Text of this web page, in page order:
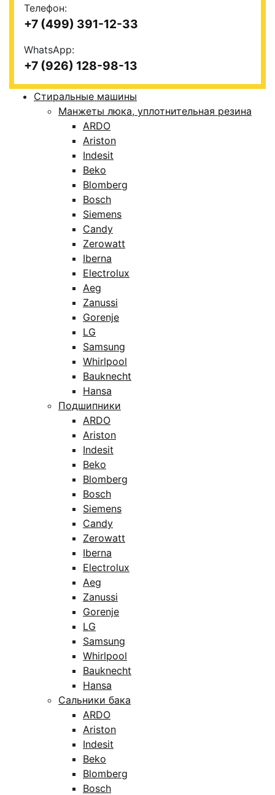
Телефон:
+7 (499) 391-12-33
WhatsApp:
+7 (926) 128-98-13
Стиральные машины
Манжеты люка, уплотнительная резина
ARDO
Ariston
Indesit
Beko
Blomberg
Bosch
Siemens
Candy
Zerowatt
Iberna
Electrolux
Aeg
Zanussi
Gorenje
LG
Samsung
Whirlpool
Bauknecht
Hansa
Подшипники
ARDO
Ariston
Indesit
Beko
Blomberg
Bosch
Siemens
Candy
Zerowatt
Iberna
Electrolux
Aeg
Zanussi
Gorenje
LG
Samsung
Whirlpool
Bauknecht
Hansa
Сальники бака
ARDO
Ariston
Indesit
Beko
Blomberg
Bosch